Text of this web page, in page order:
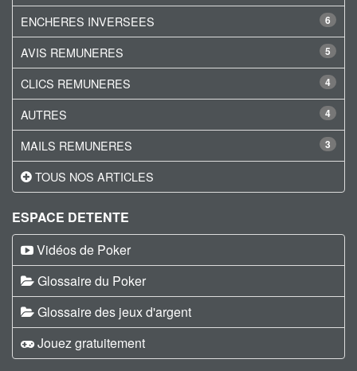
6
ENCHERES INVERSEES
5
AVIS REMUNERES
4
CLICS REMUNERES
4
AUTRES
3
MAILS REMUNERES
TOUS NOS ARTICLES
ESPACE DETENTE
Vidéos de Poker
Glossaire du Poker
Glossaire des jeux d'argent
Jouez gratuitement